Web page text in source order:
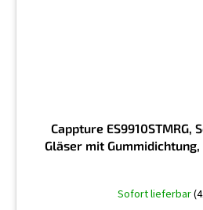
Cappture
Gläser mit
Die
Sofort lieferbar